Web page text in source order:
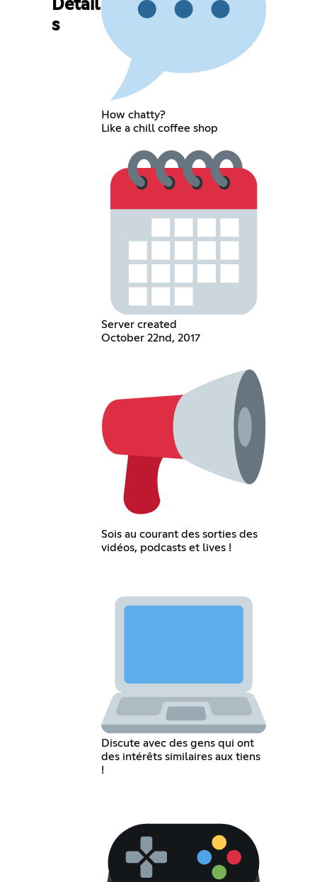
Detail
s
How chatty?
Like a chill coffee shop
Server created
October 22nd, 2017
Sois au courant des sorties des
vidéos, podcasts et lives !
Discute avec des gens qui ont
des intérêts similaires aux tiens
!